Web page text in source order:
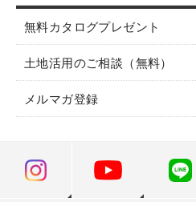
無料カタログプレゼント
土地活用のご相談（無料）
メルマガ登録